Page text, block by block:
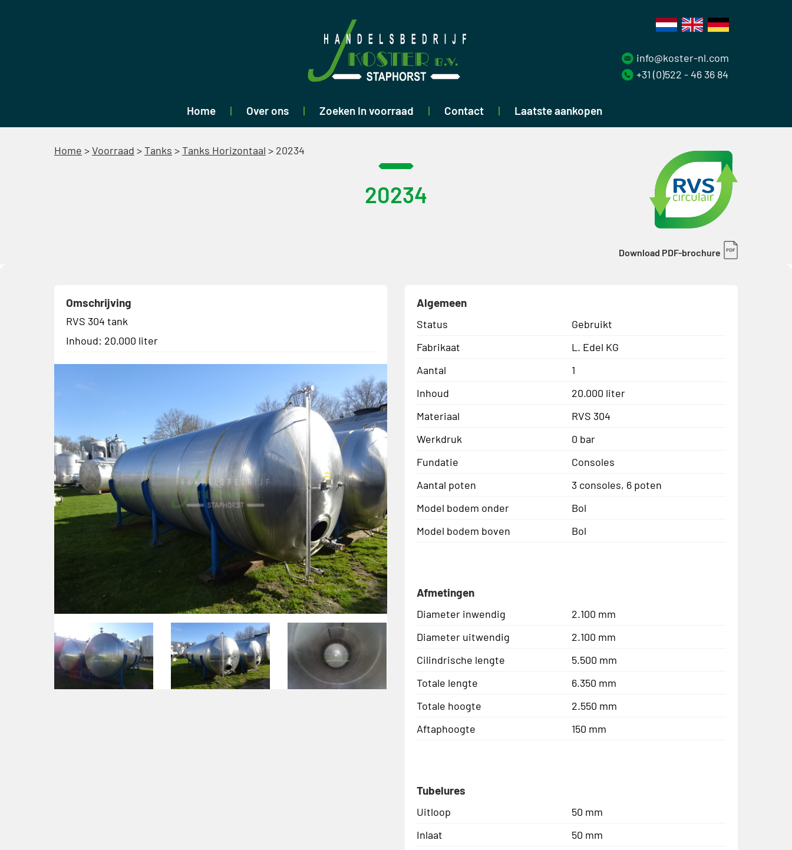
Home Over ons Zoeken in voorraad Contact Laatste aankopen
info@koster-nl.com
+31 (0)522 - 46 36 84
Home >Voorraad >Tanks >Tanks Horizontaal > 20234
20234
Download PDF-brochure
Omschrijving
RVS 304 tank
Inhoud: 20.000 liter
Algemeen
Status
Gebruikt
Fabrikaat
L. Edel KG
Aantal
1
Inhoud
20.000 liter
Materiaal
RVS 304
Werkdruk
0 bar
Fundatie
Consoles
Aantal poten
3 consoles, 6 poten
Model bodem onder
Bol
Model bodem boven
Bol
Afmetingen
Diameter inwendig
2.100 mm
Diameter uitwendig
2.100 mm
Cilindrische lengte
5.500 mm
Totale lengte
6.350 mm
Totale hoogte
2.550 mm
Aftaphoogte
150 mm
Tubelures
Uitloop
50 mm
Inlaat
50 mm